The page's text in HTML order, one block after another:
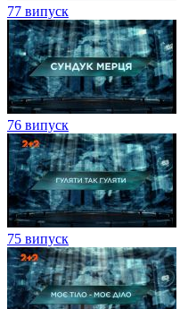
77 випуск
76 випуск
75 випуск